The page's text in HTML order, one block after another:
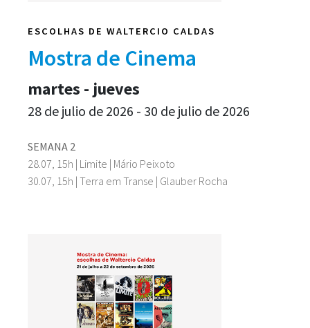
ESCOLHAS DE WALTERCIO CALDAS
Mostra de Cinema
SEMANA 2
28.07, 15h | Limite | Mário Peixoto
30.07, 15h | Terra em Transe | Glauber Rocha
martes - jueves
28 de julio de 2026 - 30 de julio de 2026